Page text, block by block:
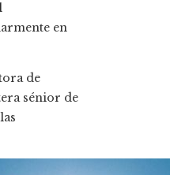
en
de
sénior de